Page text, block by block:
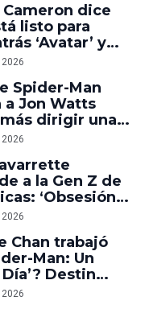
Cameron dice
listo para
‘Avatar’ y
en ‘el último
Spider-Man
a Jon Watts
dirigir una
del personaje
a la Gen Z de
‘Obsesión
de que los
Chan trabajó
Man: Un
Destin
aclara el